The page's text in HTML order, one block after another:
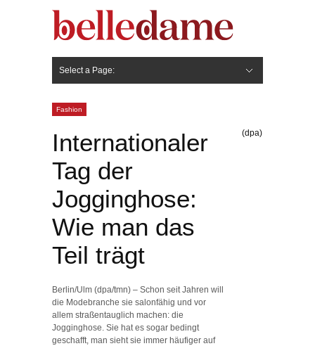
Select a Page:
Fashion
Internationaler
Tag der
Jogginghose:
Wie man das
Teil trägt
(dpa)
Berlin/Ulm (dpa/tmn) – Schon seit Jahren will
die Modebranche sie salonfähig und vor
allem straßentauglich machen: die
Jogginghose. Sie hat es sogar bedingt
geschafft, man sieht sie immer häufiger auf